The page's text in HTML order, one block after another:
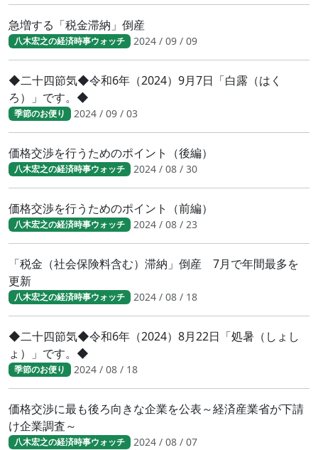
急増する「税金滞納」倒産
八木宏之の経済時事ウォッチ 2024 / 09 / 09
◆二十四節気◆令和6年（2024）9月7日「白露（はく
ろ）」です。◆
季節のお便り 2024 / 09 / 03
価格交渉を行うためのポイント（後編）
八木宏之の経済時事ウォッチ 2024 / 08 / 30
価格交渉を行うためのポイント（前編）
八木宏之の経済時事ウォッチ 2024 / 08 / 23
「税金（社会保険料含む）滞納」倒産 7月で年間最多を
更新
八木宏之の経済時事ウォッチ 2024 / 08 / 18
◆二十四節気◆令和6年（2024）8月22日「処暑（しょし
ょ）」です。◆
季節のお便り 2024 / 08 / 18
価格交渉に最も後ろ向きな企業を公表～経済産業省が下請
け企業調査～
八木宏之の経済時事ウォッチ 2024 / 08 / 07